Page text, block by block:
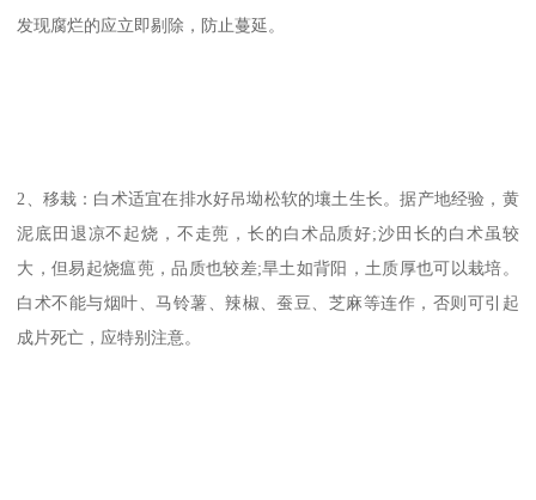
发现腐烂的应立即剔除，防止蔓延。
2、移栽：白术适宜在排水好吊坳松软的壤土生长。据产地经验，黄
泥底田退凉不起烧，不走蔸，长的白术品质好;沙田长的白术虽较
大，但易起烧瘟蔸，品质也较差;旱土如背阳，土质厚也可以栽培。
白术不能与烟叶、马铃薯、辣椒、蚕豆、芝麻等连作，否则可引起
成片死亡，应特别注意。